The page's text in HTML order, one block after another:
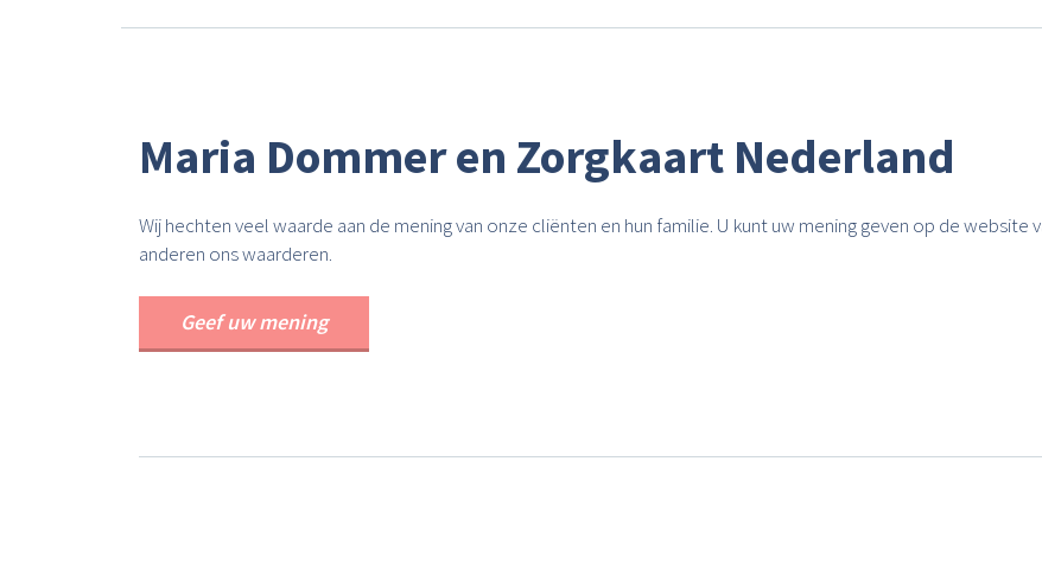
Maria Dommer en Zorgkaart Nederland
Wij hechten veel waarde aan de mening van onze cliënten en hun familie. U kunt uw mening geven op de
anderen ons waarderen.
Geef uw mening